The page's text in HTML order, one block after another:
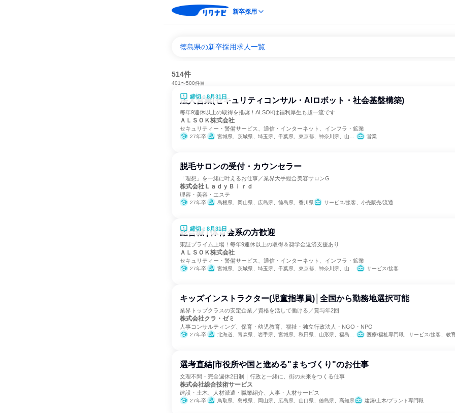
新卒採用
徳島県の新卒採用求人一覧
514件
401〜500件目
締切：8月31日
法人営業(セキュリティコンサル・AIロボット・社会基盤構築)
毎年9連休以上の取得を推奨！ALSOKは福利厚生も超一流です
ＡＬＳＯＫ株式会社
セキュリティー・警備サービス、通信・インターネット、インフラ・鉱業
27年卒 宮城県、茨城県、埼玉県、千葉県、東京都、神奈川県、山梨県、長野県、静岡県、愛知県、滋賀県、京都府、大阪府、兵庫県、奈良県、和歌山県、岡山県、山口県、徳島県、香川県、高知県、福岡県、熊本県、大分県 営業
脱毛サロンの受付・カウンセラー
「理想」を一緒に叶えるお仕事／業界大手総合美容サロンG
株式会社ＬａｄｙＢｉｒｄ
理容・美容・エステ
27年卒 島根県、岡山県、広島県、徳島県、香川県 サービス/接客、小売販売/流通
締切：8月31日
総合職 | 体育会系の方歓迎
東証プライム上場！毎年9連休以上の取得＆奨学金返済支援あり
ＡＬＳＯＫ株式会社
セキュリティー・警備サービス、通信・インターネット、インフラ・鉱業
27年卒 宮城県、茨城県、埼玉県、千葉県、東京都、神奈川県、山梨県、長野県、静岡県、愛知県、滋賀県、京都府、大阪府、兵庫県、奈良県、和歌山県、岡山県、山口県、徳島県、香川県、高知県、福岡県、熊本県、大分県 サービス/接客
キッズインストラクター(児童指導員)│全国から勤務地選択可能
業界トップクラスの安定企業／資格を活して働ける／賞与年2回
株式会社クラ・ゼミ
人事コンサルティング、保育・幼児教育、福祉・独立行政法人・NGO・NPO
27年卒 北海道、青森県、岩手県、宮城県、秋田県、山形県、福島県、茨城県、栃木県、群馬県、新潟県、石川県、長野県、岐阜県、静岡県、愛知県、三重県、滋賀県、京都府、大阪府、兵庫県、奈良県、和歌山県、岡山県、広島県、山口県、徳島県、香川県、福岡県、長崎県、熊本県、大分県、宮崎県 医療/福祉専門職、サービス/接客、教
選考直結|市役所や国と進める"まちづくり"のお仕事
文理不問・完全週休2日制｜行政と一緒に、街の未来をつくる仕事
株式会社総合技術サービス
建設・土木、人材派遣・職業紹介、人事・人材サービス
27年卒 鳥取県、島根県、岡山県、広島県、山口県、徳島県、高知県 建築/土木/プラント専門職